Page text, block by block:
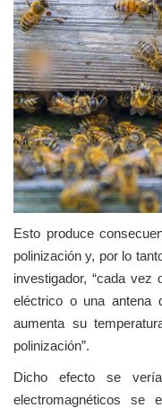
Esto produce
polinización y, por lo
investigador, “cada
eléctrico o una antena
aumenta su
polinización”.
Dicho efecto se
electromagnéticos se